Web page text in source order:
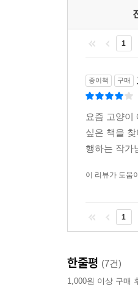
1
종이책 구매
요즘 고양이
싶은 책을
행하는 작가
이 리뷰가 도움
1
한줄평 (7건)
1,000원 이상 구매